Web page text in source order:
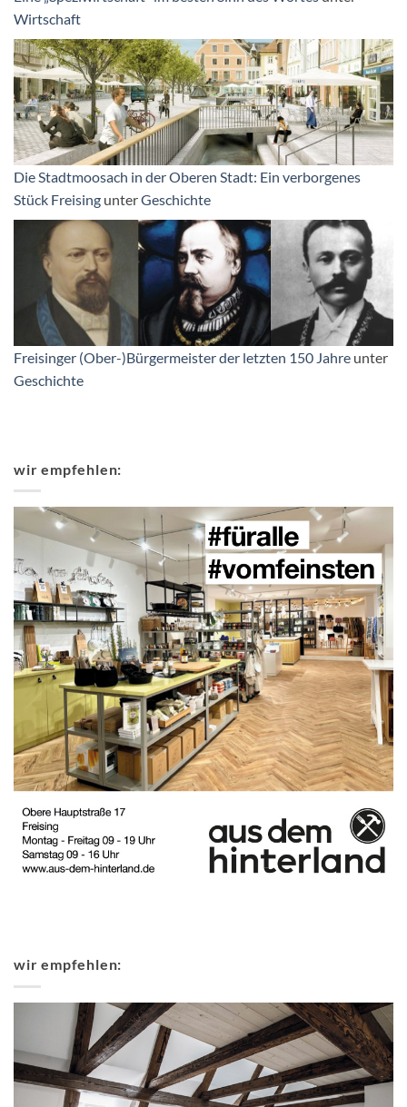
Wirtschaft
Die Stadtmoosach in der Oberen Stadt: Ein verborgenes
Stück Freising unterGeschichte
Freisinger (Ober-)Bürgermeister der letzten 150 Jahre unter
Geschichte
wir empfehlen:
wir empfehlen: